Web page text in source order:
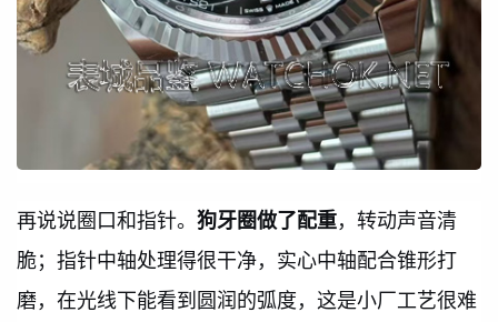
再说说圈口和指针。 狗牙圈做了配重，转动声音清
脆；指针中轴处理得很干净，实心中轴配合锥形打
磨，在光线下能看到圆润的弧度，这是小厂工艺很难